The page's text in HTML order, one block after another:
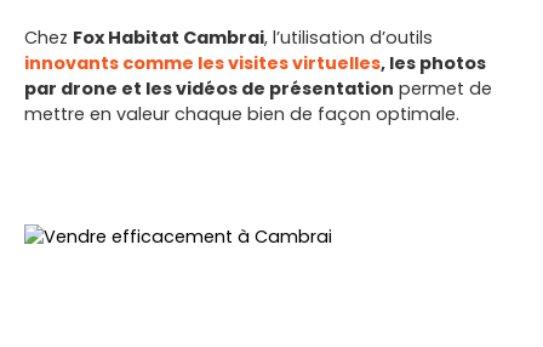
Chez Fox Habitat Cambrai, l’utilisation d’outils
innovants comme les visites virtuelles, les photos
par drone et les vidéos de présentation permet de
mettre en valeur chaque bien de façon optimale.